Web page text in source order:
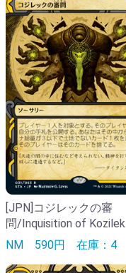
[JPN]コジレックの審
問/Inquisition of Kozilek
NM 590円 在庫：4